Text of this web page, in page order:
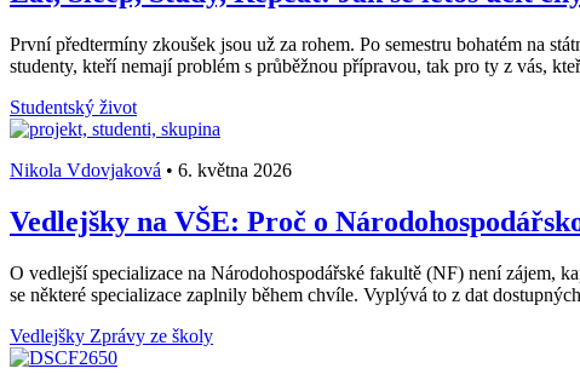
První předtermíny zkoušek jsou už za rohem. Po semestru bohatém na
studenty, kteří nemají problém s průběžnou přípravou, tak pro ty z vás,
Studentský život
Nikola Vdovjaková • 6. května 2026
Vedlejšky na VŠE: Proč o
O vedlejší specializace na Národohospodářské fakultě (NF) není zájem,
se některé specializace zaplnily během chvíle. Vyplývá to z dat
Vedlejšky Zprávy ze školy